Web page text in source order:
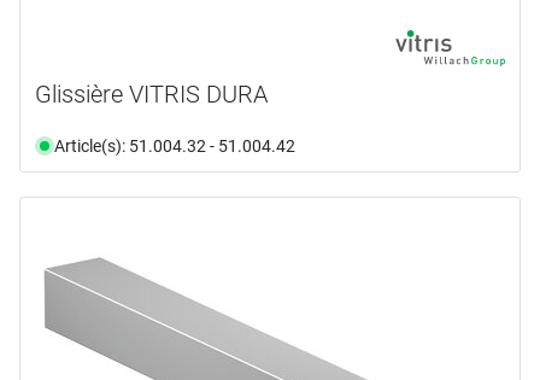
Glissière VITRIS DURA
Article(s): 51.004.32 - 51.004.42